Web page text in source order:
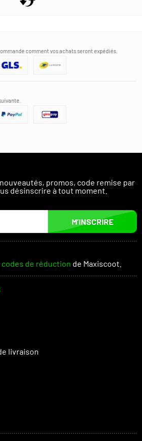
comment vos achats seront expédiés.
promos, code remise par
désinscrire à tout moment.
M’INSCRIRE
codes de réduction de Maxiscoot.
livraison